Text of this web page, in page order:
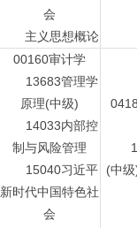
会
主义思想概论
00160审计学
13683管理学
原理(中级)
14033内部控
制与风险管理
15040习近平
新时代中国特色社
会
(中